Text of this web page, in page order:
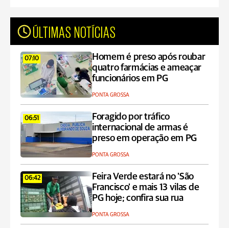
ÚLTIMAS NOTÍCIAS
07:10
Homem é preso após roubar
quatro farmácias e ameaçar
funcionários em PG
PONTA GROSSA
06:51
Foragido por tráfico
internacional de armas é
preso em operação em PG
PONTA GROSSA
06:42
Feira Verde estará no 'São
Francisco' e mais 13 vilas de
PG hoje; confira sua rua
PONTA GROSSA